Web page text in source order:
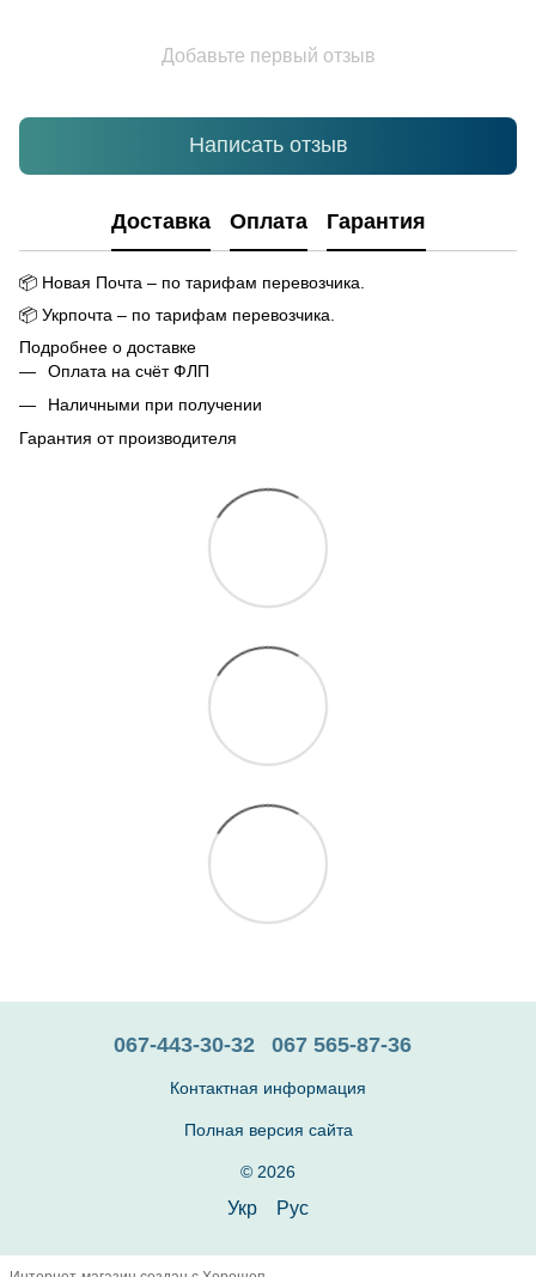
Добавьте первый отзыв
Написать отзыв
Доставка Оплата Гарантия
📦 Новая Почта – по тарифам перевозчика.
📦 Укрпочта – по тарифам перевозчика.
Подробнее о доставке
Оплата на счёт ФЛП
Наличными при получении
Гарантия от производителя
067-443-30-32 067 565-87-36
Контактная информация
Полная версия сайта
© 2026
Укр Рус